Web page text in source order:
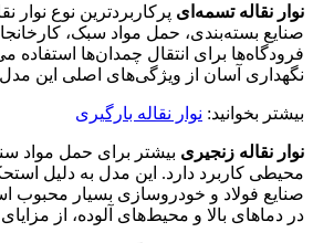
نوار نقاله تسمه‌ای پرکاربردترین نوع نوار
صنایع بسته‌بندی، حمل مواد سبک،
فرودگاه‌ها برای انتقال چمدان‌ها
نگهداری آسان از ویژگی‌های اصلی این
بیشتر بخوانید: نوار نقاله بارگیری
نوار نقاله زنجیری بیشتر برای حمل مواد
محیطی کاربرد دارد. این مدل به دلیل
صنایع فولاد و خودروسازی بسیار محبوب
در دماهای بالا و محیط‌های آلوده، از